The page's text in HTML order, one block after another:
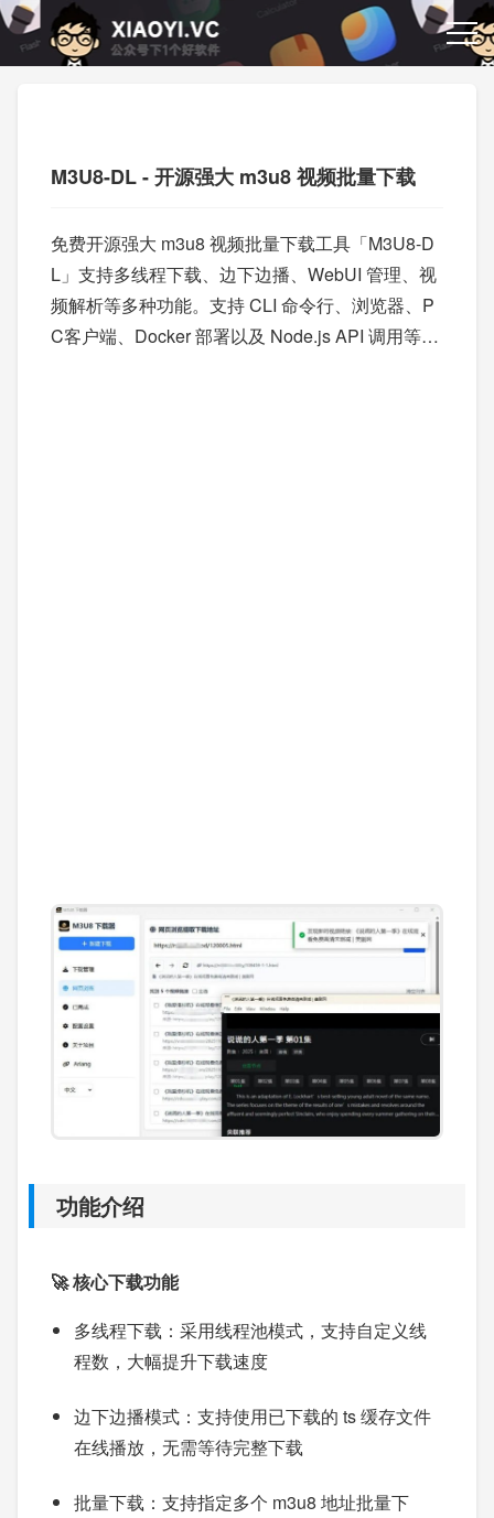
M3U8-DL - 开源强大 m3u8 视频批量下载
免费开源强大 m3u8 视频批量下载工具「M3U8-D
L」支持多线程下载、边下边播、WebUI 管理、视
频解析等多种功能。支持 CLI 命令行、浏览器、P
C客户端、Docker 部署以及 Node.js API 调用等多
功能介绍
🚀 核心下载功能
多线程下载：采用线程池模式，支持自定义线
程数，大幅提升下载速度
边下边播模式：支持使用已下载的 ts 缓存文件
在线播放，无需等待完整下载
批量下载：支持指定多个 m3u8 地址批量下